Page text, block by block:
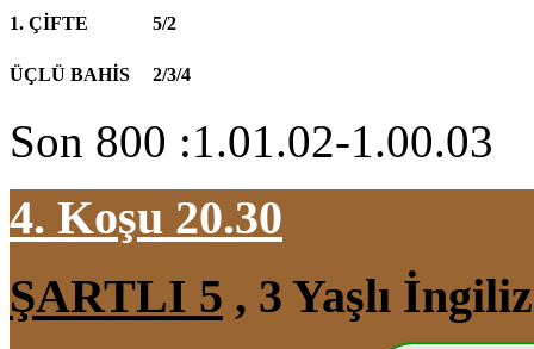
1. ÇİFTE 5/2
ÜÇLÜ BAHİS 2/3/4
Son 800 :1.01.02-1.00.03
4. Koşu 20.30
ŞARTLI 5 , 3 Yaşlı